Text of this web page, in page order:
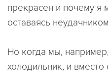
прекрасен и почему я
оставаясь
Но когда мы,
холодильник, и